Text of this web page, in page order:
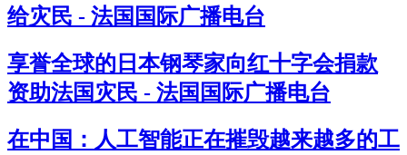
给灾民 - 法国国际广播电台
享誉全球的日本钢琴家向红十字会捐款
资助法国灾民 - 法国国际广播电台
在中国：人工智能正在摧毁越来越多的工